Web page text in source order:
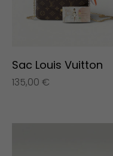
Sac Louis Vuitton
135,00 €